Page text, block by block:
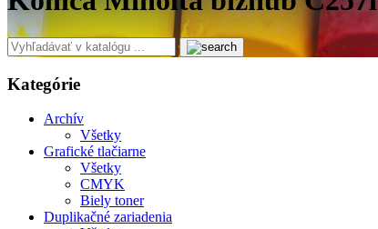
Kategórie
Archív
Všetky
Grafické tlačiarne
Všetky
CMYK
Biely toner
Duplikačné zariadenia